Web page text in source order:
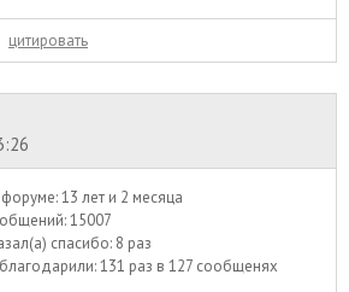
цитировать
13 лет и 2 месяца
15007
спасибо: 8 раз
131 раз в 127 сообщенях